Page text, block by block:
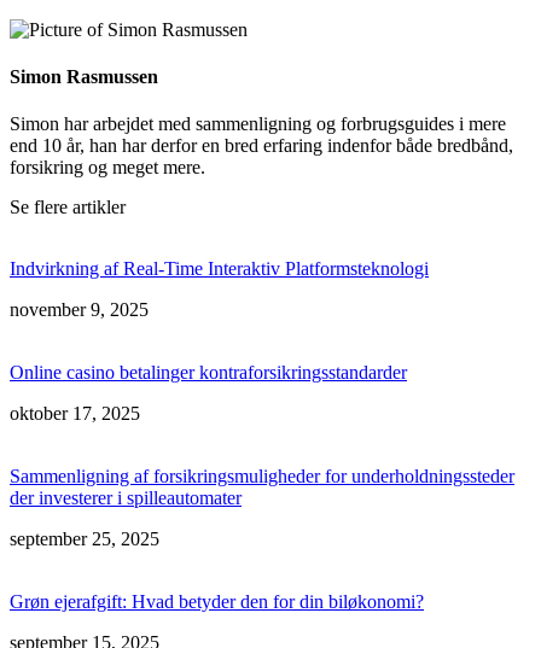
Simon Rasmussen
Simon har arbejdet med sammenligning og forbrugsguides i mere
end 10 år, han har derfor en bred erfaring indenfor både bredbånd,
forsikring og meget mere.
Se flere artikler
Indvirkning af Real-Time Interaktiv Platformsteknologi
november 9, 2025
Online casino betalinger kontraforsikringsstandarder
oktober 17, 2025
Sammenligning af forsikringsmuligheder for underholdningssteder
der investerer i spilleautomater
september 25, 2025
Grøn ejerafgift: Hvad betyder den for din biløkonomi?
september 15, 2025